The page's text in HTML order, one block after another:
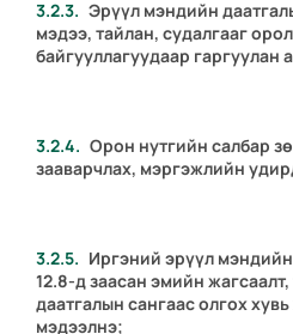
Эрүүл мэндийн
мэдээ, тайлан, судалгааг
байгууллагуудаар гаргуулан
Орон нутгийн салбар
зааварчлах, мэргэжлийн
Иргэний эрүүл
12.8-д заасан эмийн
даатгалын сангаас олгох
мэдээлнэ;